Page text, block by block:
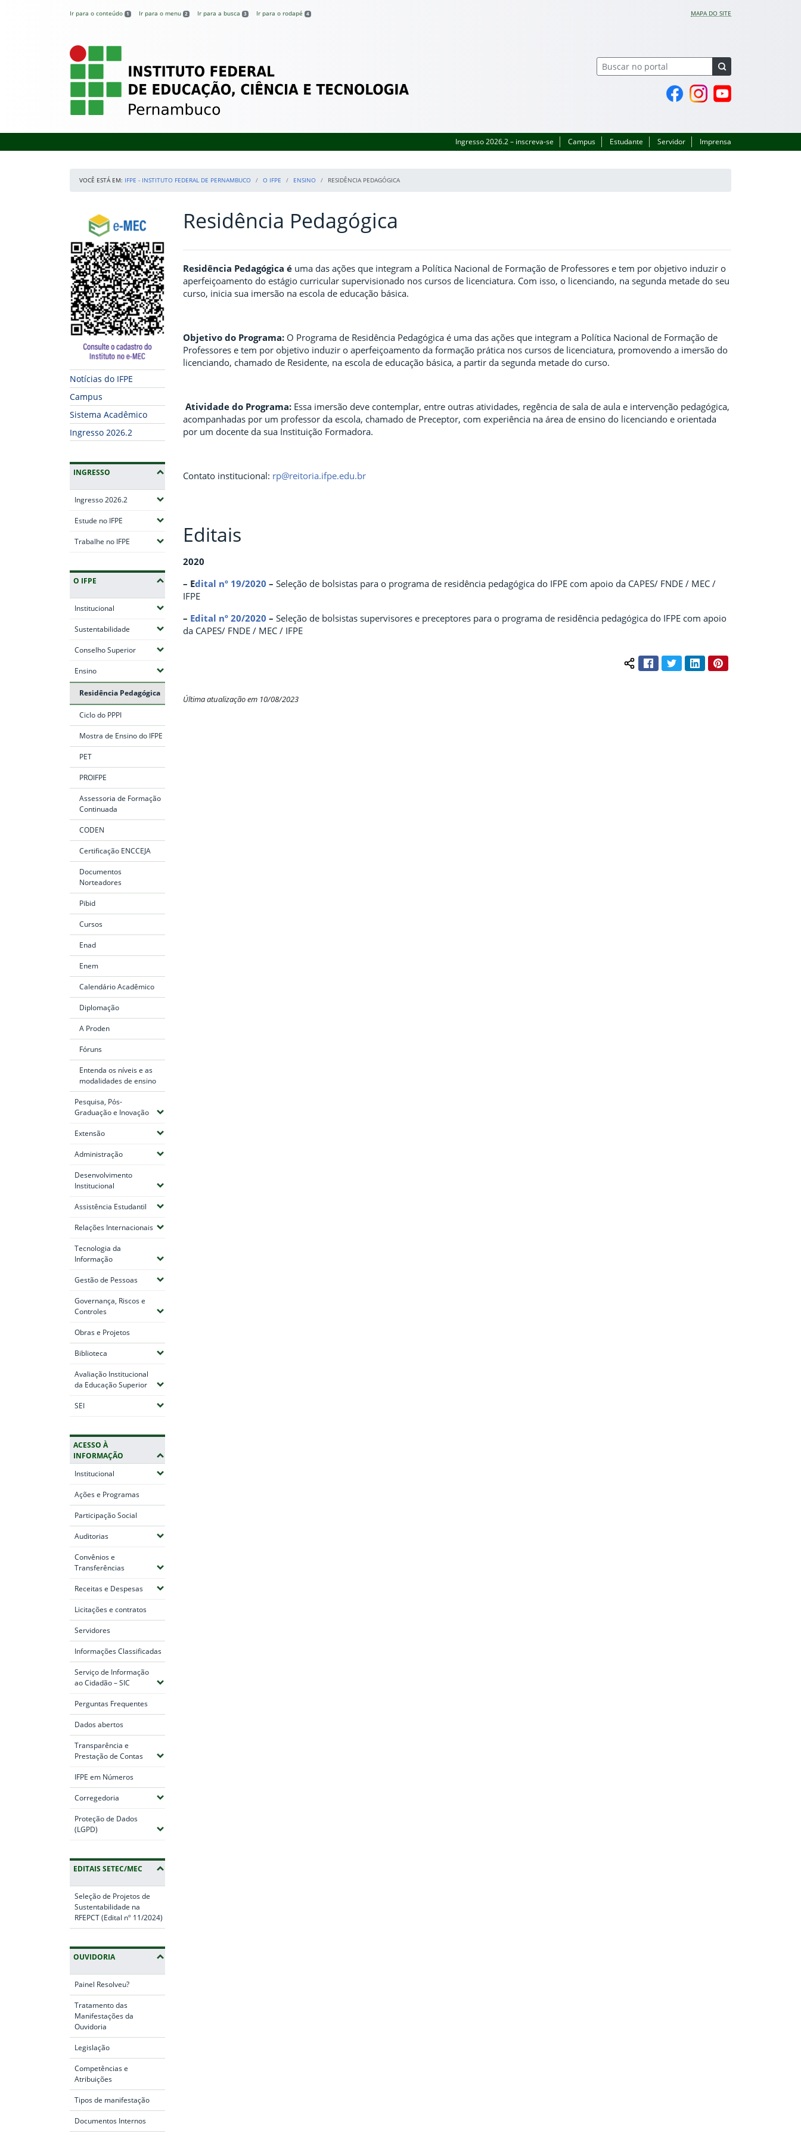
Ir para o conteúdo 1 Ir para o menu 2 Ir para a busca 3 Ir para o rodapé 4 MAPA DO SITE
IFPE – Instituto Federal de Pernambuco
Página do Facebook
Perfil no Instagram
Canal no YouTube
Ingresso 2026.2 – inscreva-se Campus Estudante Servidor Imprensa
VOCÊ ESTÁ EM: IFPE - INSTITUTO FEDERAL DE PERNAMBUCO O IFPE ENSINO RESIDÊNCIA PEDAGÓGICA
Início da navegação
Consulte o cadastro do Instituto no e-MEC
Notícias do IFPE
Campus
Sistema Acadêmico
Ingresso 2026.2
INGRESSO
Ingresso 2026.2 (Expandir submenus)
Estude no IFPE (Expandir submenus)
Trabalhe no IFPE (Expandir submenus)
O IFPE
Institucional (Expandir submenus)
Sustentabilidade (Expandir submenus)
Conselho Superior(Expandir submenus)
Ensino(Expandir submenus)
Residência Pedagógica
Ciclo do PPPI
Mostra de Ensino do IFPE
PET
PROIFPE
Assessoria de Formação
Continuada
CODEN
Certificação ENCCEJA
Documentos
Norteadores
Pibid
Cursos
Enad
Enem
Calendário Acadêmico
Diplomação
A Proden
Fóruns
Entenda os níveis e as
modalidades de ensino
Pesquisa, Pós-
Graduação e Inovação(Expandir submenus)
Extensão(Expandir submenus)
Administração(Expandir submenus)
Desenvolvimento
Institucional (Expandir submenus)
Assistência Estudantil (Expandir submenus)
Relações Internacionais(Expandir submenus)
Tecnologia da
Informação(Expandir submenus)
Gestão de Pessoas(Expandir submenus)
Governança, Riscos e
Controles(Expandir submenus)
Obras e Projetos
Biblioteca (Expandir submenus)
Avaliação Institucional
da Educação Superior(Expandir submenus)
SEI(Expandir submenus)
ACESSO À
INFORMAÇÃO
Institucional (Expandir submenus)
Ações e Programas
Participação Social
Auditorias(Expandir submenus)
Convênios e
Transferências(Expandir submenus)
Receitas e Despesas(Expandir submenus)
Licitações e contratos
Servidores
Informações Classificadas
Serviço de Informação
ao Cidadão – SIC (Expandir submenus)
Perguntas Frequentes
Dados abertos
Transparência e
Prestação de Contas(Expandir submenus)
IFPE em Números
Corregedoria (Expandir submenus)
Proteção de Dados
(LGPD) (Expandir submenus)
EDITAIS SETEC/MEC
Seleção de Projetos de
Sustentabilidade na
RFEPCT (Edital nº 11/2024)
OUVIDORIA
Painel Resolveu?
Tratamento das
Manifestações da
Ouvidoria
Legislação
Competências e
Atribuições
Tipos de manifestação
Documentos Internos
Início do conteúdo
Residência Pedagógica
Residência Pedagógica é uma das ações que integram a Política Nacional de Formação de Professores e tem por objetivo induzir o
aperfeiçoamento do estágio curricular supervisionado nos cursos de licenciatura. Com isso, o licenciando, na segunda metade do seu
curso, inicia sua imersão na escola de educação básica.
Objetivo do Programa: O Programa de Residência Pedagógica é uma das ações que integram a Política Nacional de Formação de
Professores e tem por objetivo induzir o aperfeiçoamento da formação prática nos cursos de licenciatura, promovendo a imersão do
licenciando, chamado de Residente, na escola de educação básica, a partir da segunda metade do curso.
Atividade do Programa: Essa imersão deve contemplar, entre outras atividades, regência de sala de aula e intervenção pedagógica,
acompanhadas por um professor da escola, chamado de Preceptor, com experiência na área de ensino do licenciando e orientada
por um docente da sua Instituição Formadora.
Contato institucional: rp@reitoria.ifpe.edu.br
Editais
2020
– Edital nº 19/2020 – Seleção de bolsistas para o programa de residência pedagógica do IFPE com apoio da CAPES/ FNDE / MEC /
IFPE
– Edital nº 20/2020 – Seleção de bolsistas supervisores e preceptores para o programa de residência pedagógica do IFPE com apoio
da CAPES/ FNDE / MEC / IFPE
Compartilhar conteúdo:
FacebookTwitterLinkedInPinterest
Última atualização em 10/08/2023